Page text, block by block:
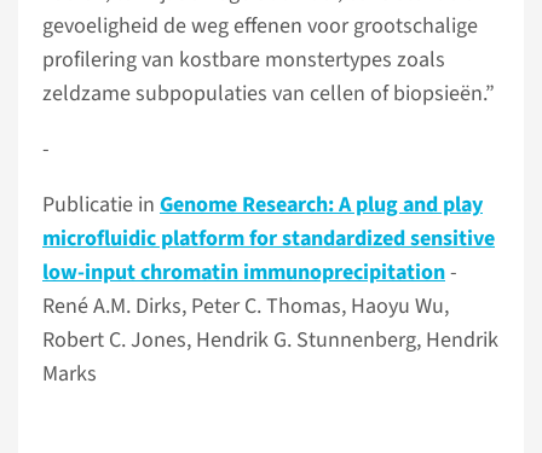
gevoeligheid de weg effenen voor grootschalige
profilering van kostbare monstertypes zoals
zeldzame subpopulaties van cellen of biopsieën.”
­­­­­­­­­-
Publicatie in Genome Research:A plug and play
microfluidic platform for standardized sensitive
low-input chromatin immunoprecipitation-
René A.M. Dirks, Peter C. Thomas, Haoyu Wu,
Robert C. Jones, Hendrik G. Stunnenberg, Hendrik
Marks